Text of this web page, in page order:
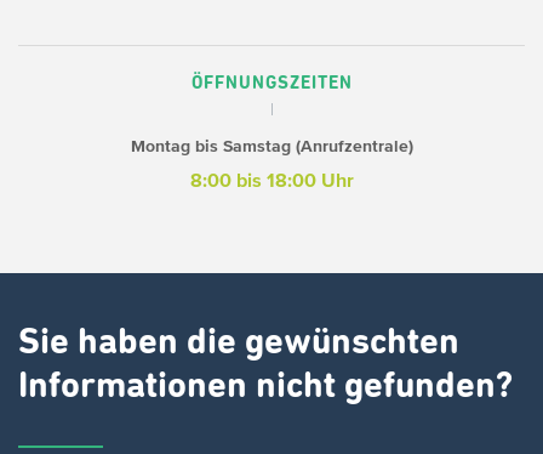
ÖFFNUNGSZEITEN
Montag bis Samstag (Anrufzentrale)
8:00 bis 18:00 Uhr
Sie haben die gewünschten
Informationen nicht gefunden?